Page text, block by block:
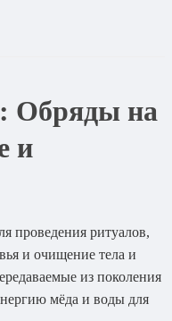
Обряды на
и
проведения ритуалов,
и очищение тела и
из поколения
мёда и воды для